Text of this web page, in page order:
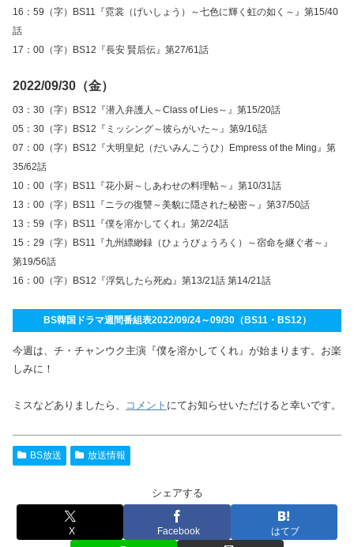
16：59（字）BS11『霓裳（げいしょう）～七色に輝く虹の如く～』第15/40
話
17：00（字）BS12『長安 賢后伝』第27/61話
2022/09/30（金）
03：30（字）BS12『潜入弁護人～Class of Lies～』第15/20話
05：30（字）BS12『ミッシング～彼らがいた～』第9/16話
07：00（字）BS12『大明皇妃（だいみんこうひ）Empress of the Ming』第
35/62話
10：00（字）BS11『花小厨～しあわせの料理帖～』第10/31話
13：00（字）BS11『ニラの復讐～美貌に隠された秘密～』第37/50話
13：59（字）BS11『僕を溶かしてくれ』第2/24話
15：29（字）BS11『九州縹緲録（ひょうびょうろく）～宿命を継ぐ者～』
第19/56話
16：00（字）BS12『浮気したら死ぬ』第13/21話 第14/21話
BS韓国ドラマ週間番組表2022/09/24～09/30（BS11・BS12）
今週は、チ・チャンウク主演『僕を溶かしてくれ』が始まります。お楽
しみに！
ミスなどありましたら、 コメント にてお知らせいただけると幸いです。
BS放送 放送情報
シェアする
X Facebook はてブ